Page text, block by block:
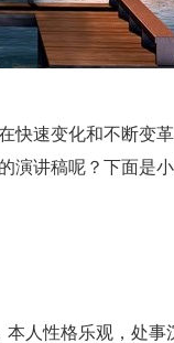
快速变化和不断变
演讲稿呢？下面是
人性格乐观，处事